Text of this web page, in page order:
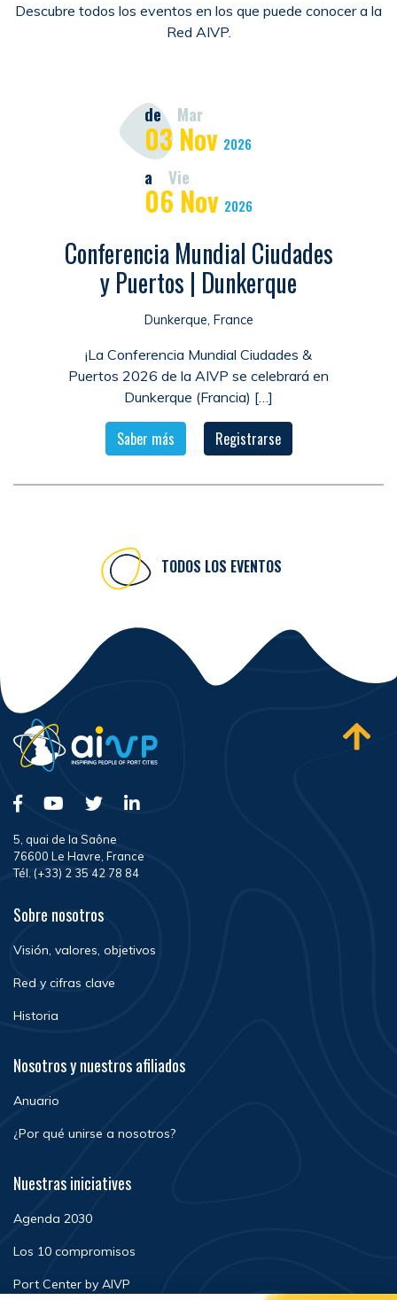
Descubre todos los eventos en los que puede conocer a la
Red AIVP.
de Mar
03 Nov 2026
a Vie
06 Nov 2026
Conferencia Mundial Ciudades
y Puertos | Dunkerque
Dunkerque, France
¡La Conferencia Mundial Ciudades &
Puertos 2026 de la AIVP se celebrará en
Dunkerque (Francia) […]
Saber más Registrarse
TODOS LOS EVENTOS
5, quai de la Saône
76600 Le Havre, France
Tél. (+33) 2 35 42 78 84
Sobre nosotros
Visión, valores, objetivos
Red y cifras clave
Historia
Nosotros y nuestros afiliados
Anuario
¿Por qué unirse a nosotros?
Nuestras iniciatives
Agenda 2030
Los 10 compromisos
Port Center by AIVP